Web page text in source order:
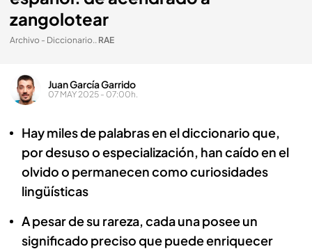
zangolotear
Archivo - Diccionario.. RAE
Juan García Garrido
07 MAY 2025 - 07:00h.
Hay miles de palabras en el diccionario que,
por desuso o especialización, han caído en el
olvido o permanecen como curiosidades
lingüísticas
A pesar de su rareza, cada una posee un
significado preciso que puede enriquecer